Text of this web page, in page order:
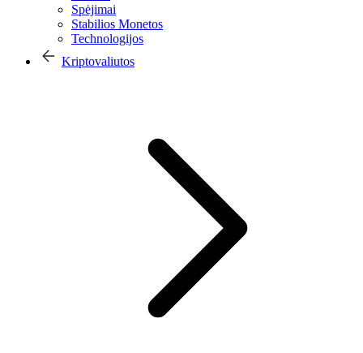
Spėjimai
Stabilios Monetos
Technologijos
Kriptovaliutos